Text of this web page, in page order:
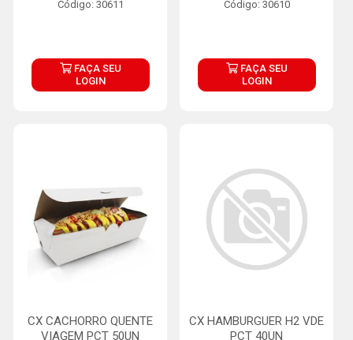
Código: 30611
FAÇA SEU
LOGIN
Código: 30610
FAÇA SEU
LOGIN
CX CACHORRO QUENTE
VIAGEM PCT 50UN
CX HAMBURGUER H2 VDE
PCT 40UN